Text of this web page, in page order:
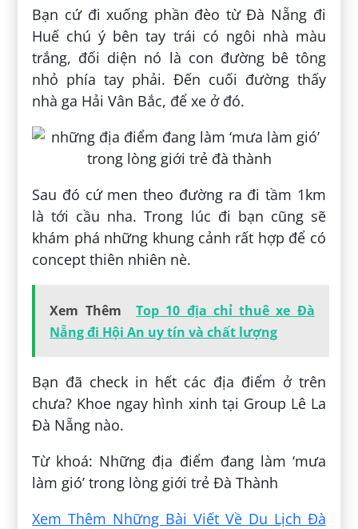
Bạn cứ đi xuống phần đèo từ Đà Nẵng đi
Huế chú ý bên tay trái có ngôi nhà màu
trắng, đối diện nó là con đường bê tông
nhỏ phía tay phải. Đến cuối đường thấy
nhà ga Hải Vân Bắc, để xe ở đó.
Sau đó cứ men theo đường ra đi tầm 1km
là tới cầu nha. Trong lúc đi bạn cũng sẽ
khám phá những khung cảnh rất hợp để có
concept thiên nhiên nè.
Xem Thêm
Top 10 địa chỉ thuê xe Đà
Nẵng đi Hội An uy tín và chất lượng
Bạn đã check in hết các địa điểm ở trên
chưa? Khoe ngay hình xinh tại Group Lê La
Đà Nẵng nào.
Từ khoá: Những địa điểm đang làm ‘mưa
làm gió’ trong lòng giới trẻ Đà Thành
Xem Thêm Những Bài Viết Về Du Lịch Đà